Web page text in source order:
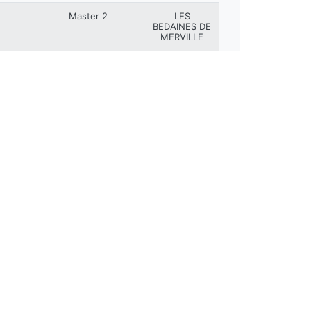
Master 2
LES
BEDAINES DE
MERVILLE